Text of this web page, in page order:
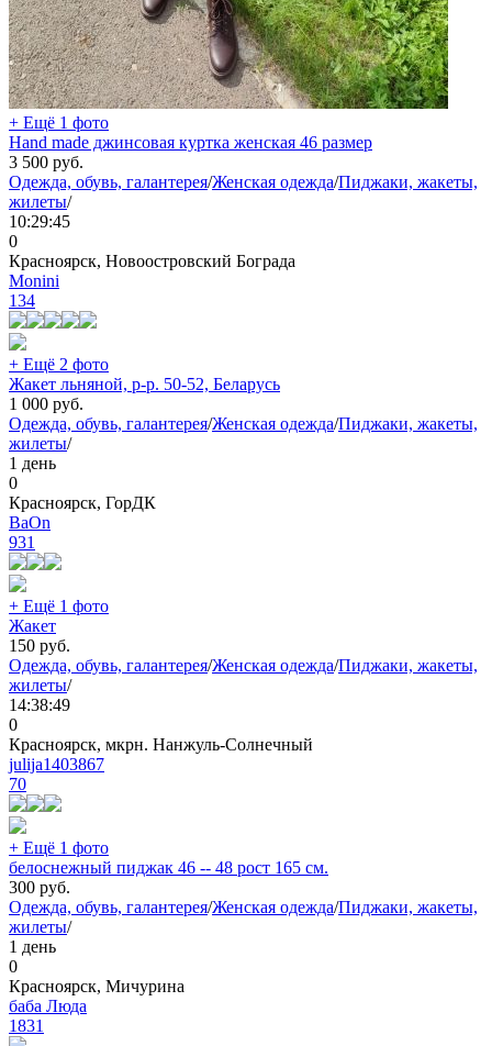
+ Ещё 1 фото
Hand made джинсовая куртка женская 46 размер
3 500 руб.
Одежда, обувь, галантерея/Женская одежда/Пиджаки, жакеты,
жилеты/
10:29:45
0
Красноярск, Новоостровский Бограда
Monini
134
+ Ещё 2 фото
Жакет льняной, р-р. 50-52, Беларусь
1 000 руб.
Одежда, обувь, галантерея/Женская одежда/Пиджаки, жакеты,
жилеты/
1 день
0
Красноярск, ГорДК
BaOn
931
+ Ещё 1 фото
Жакет
150 руб.
Одежда, обувь, галантерея/Женская одежда/Пиджаки, жакеты,
жилеты/
14:38:49
0
Красноярск, мкрн. Нанжуль-Солнечный
julija1403867
70
+ Ещё 1 фото
белоснежный пиджак 46 -- 48 рост 165 см.
300 руб.
Одежда, обувь, галантерея/Женская одежда/Пиджаки, жакеты,
жилеты/
1 день
0
Красноярск, Мичурина
баба Люда
1831